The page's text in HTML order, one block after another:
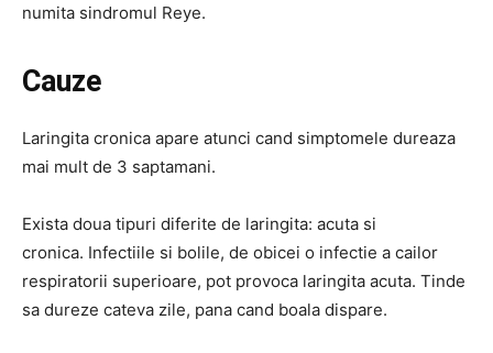
numita sindromul Reye.
Cauze
Laringita cronica apare atunci cand simptomele dureaza
mai mult de 3 saptamani.
Exista doua tipuri diferite de laringita: acuta si
cronica. Infectiile si bolile, de obicei o infectie a cailor
respiratorii superioare, pot provoca laringita acuta. Tinde
sa dureze cateva zile, pana cand boala dispare.